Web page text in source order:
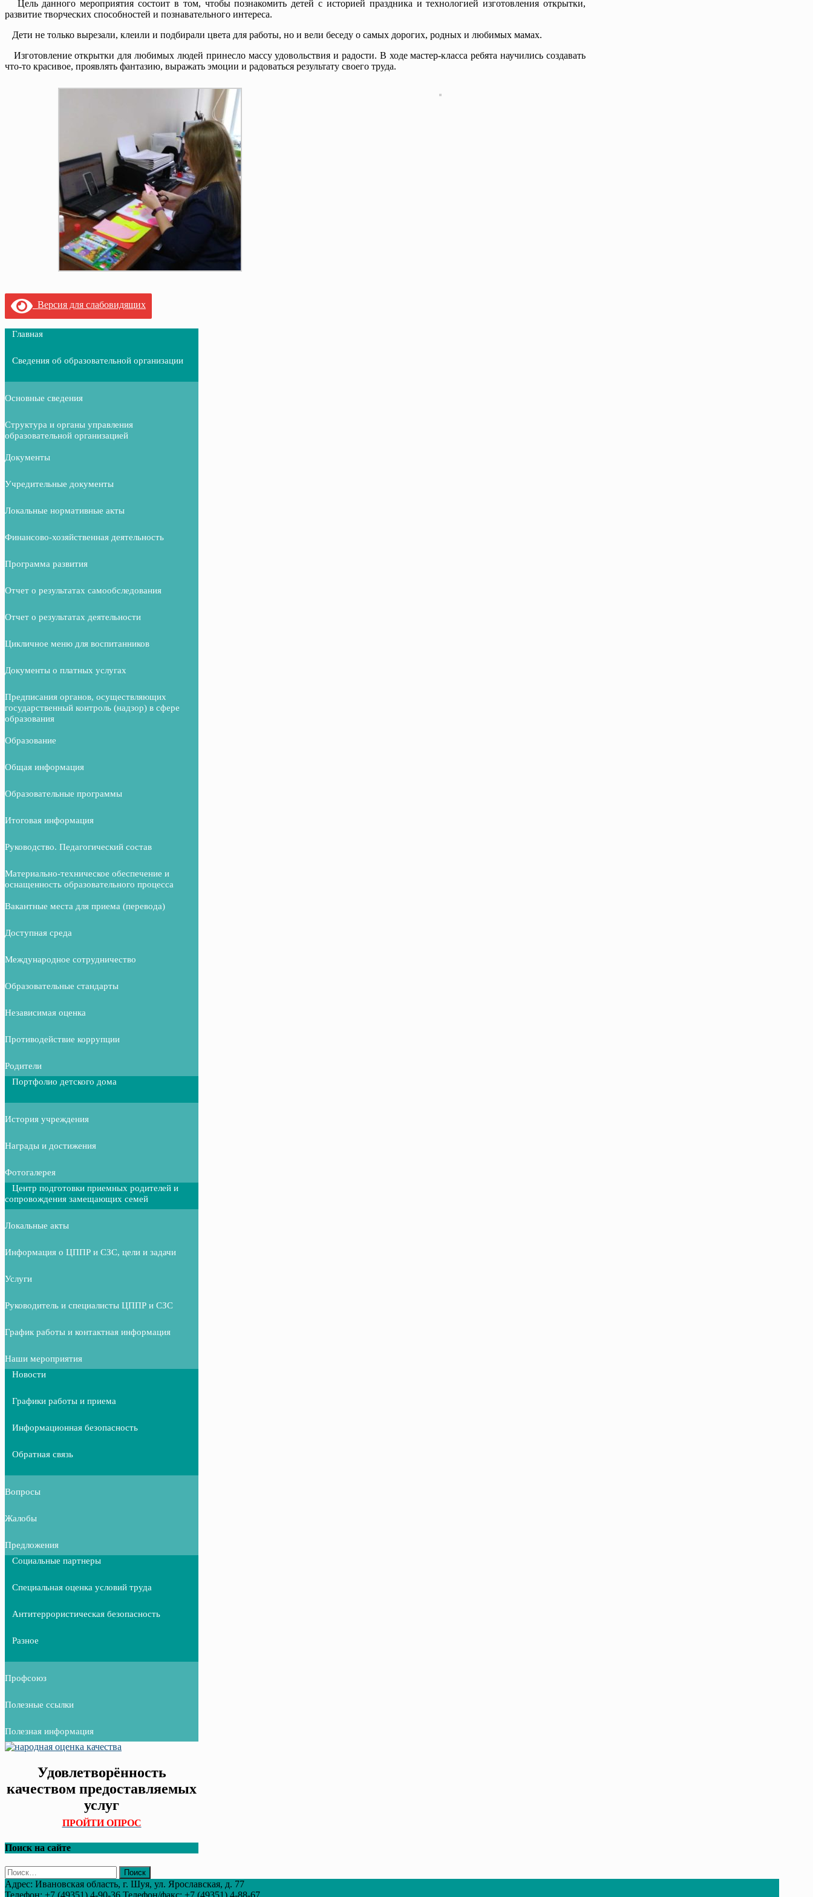
Цель данного мероприятия состоит в том, чтобы познакомить детей с историей праздника и технологией изготовления открытки,
развитие творческих способностей и познавательного интереса.
Дети не только вырезали, клеили и подбирали цвета для работы, но и вели беседу о самых дорогих, родных и любимых мамах.
Изготовление открытки для любимых людей принесло массу удовольствия и радости. В ходе мастер-класса ребята научились создавать
что-то красивое, проявлять фантазию, выражать эмоции и радоваться результату своего труда.
Версия для слабовидящих
Главная
Сведения об образовательной организации
Основные сведения
Структура и органы управления
образовательной организацией
Документы
Учредительные документы
Локальные нормативные акты
Финансово-хозяйственная деятельность
Программа развития
Отчет о результатах самообследования
Отчет о результатах деятельности
Цикличное меню для воспитанников
Документы о платных услугах
Предписания органов, осуществляющих
государственный контроль (надзор) в сфере
образования
Образование
Общая информация
Образовательные программы
Итоговая информация
Руководство. Педагогический состав
Материально-техническое обеспечение и
оснащенность образовательного процесса
Вакантные места для приема (перевода)
Доступная среда
Международное сотрудничество
Образовательные стандарты
Независимая оценка
Противодействие коррупции
Родители
Портфолио детского дома
История учреждения
Награды и достижения
Фотогалерея
Центр подготовки приемных родителей и
сопровождения замещающих семей
Локальные акты
Информация о ЦППР и СЗС, цели и задачи
Услуги
Руководитель и специалисты ЦППР и СЗС
График работы и контактная информация
Наши мероприятия
Новости
Графики работы и приема
Информационная безопасность
Обратная связь
Вопросы
Жалобы
Предложения
Социальные партнеры
Специальная оценка условий труда
Антитеррористическая безопасность
Разное
Профсоюз
Полезные ссылки
Полезная информация
Удовлетворённость
качеством предоставляемых
услуг
ПРОЙТИ ОПРОС
Поиск на сайте
Найти:
Адрес: Ивановская область, г. Шуя, ул. Ярославская, д. 77